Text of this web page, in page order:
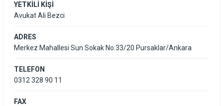
YETKİLİ KİŞİ
Avukat Ali Bezci
ADRES
Merkez Mahallesi Sun Sokak No:33/20 Pursaklar/Ankara
TELEFON
0312 328 90 11
FAX